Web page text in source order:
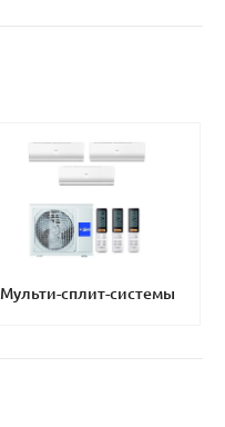
Мульти-сплит-системы